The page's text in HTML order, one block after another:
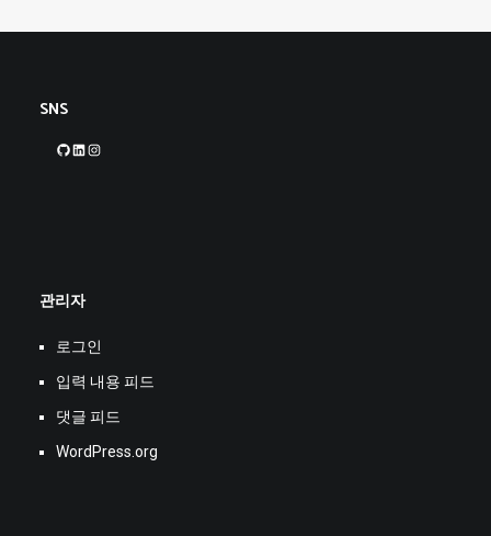
SNS
GitHubLinkedIn
관리자
로그인
입력 내용 피드
댓글 피드
WordPress.org